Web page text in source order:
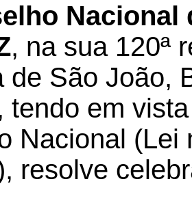
Nacional
, na sua 120ª
de São João,
tendo em
Nacional (Lei
resolve